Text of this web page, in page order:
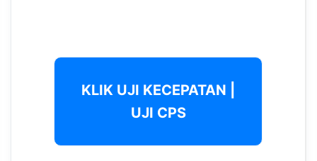
KLIK UJI KECEPATAN |
UJI CPS